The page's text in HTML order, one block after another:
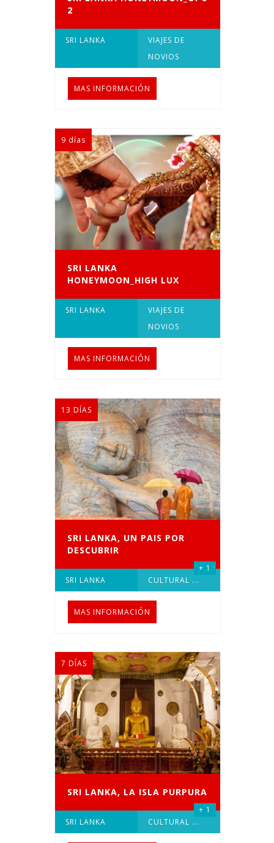
2
SRI LANKA
VIAJES DE
NOVIOS
MAS INFORMACIÓN
9 días
SRI LANKA
HONEYMOON_HIGH LUX
SRI LANKA
VIAJES DE
NOVIOS
MAS INFORMACIÓN
13 DÍAS
SRI LANKA, UN PAIS POR
DESCUBRIR
SRI LANKA CULTURAL ...
+ 1
MAS INFORMACIÓN
7 DÍAS
SRI LANKA, LA ISLA PURPURA
SRI LANKA CULTURAL ...
+ 1